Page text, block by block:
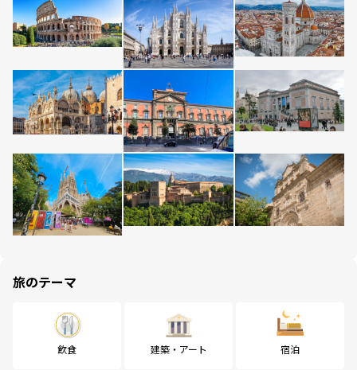
旅のテーマ
飲食 建築・アート 宿泊